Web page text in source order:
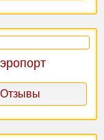
Отзывы